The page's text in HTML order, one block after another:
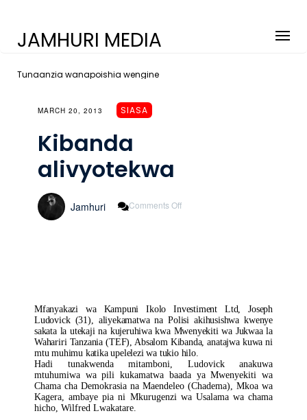
JAMHURI MEDIA
Tunaanzia wanapoishia wengine
MARCH 20, 2013 SIASA
Kibanda
alivyotekwa
Jamhuri Comments Off
Mfanyakazi wa Kampuni Ikolo Investiment Ltd, Joseph
Ludovick (31), aliyekamatwa na Polisi akihusishwa kwenye
sakata la utekaji na kujeruhiwa kwa Mwenyekiti wa Jukwaa la
Wahariri Tanzania (TEF), Absalom Kibanda, anatajwa kuwa ni
mtu muhimu katika upelelezi wa tukio hilo.
Hadi tunakwenda mitamboni, Ludovick anakuwa
mtuhumiwa wa pili kukamatwa baada ya Mwenyekiti wa
Chama cha Demokrasia na Maendeleo (Chadema), Mkoa wa
Kagera, ambaye pia ni Mkurugenzi wa Usalama wa chama
hicho, Wilfred Lwakatare.